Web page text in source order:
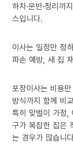
하차·운반·정리까
스입니다.
이사는 일정만 정
파손 예방, 새 집
포장이사는 비용
방식까지 함께 비
특히 맞벌이 가정,
구가 복잡한 집은
는 경우가 많습니